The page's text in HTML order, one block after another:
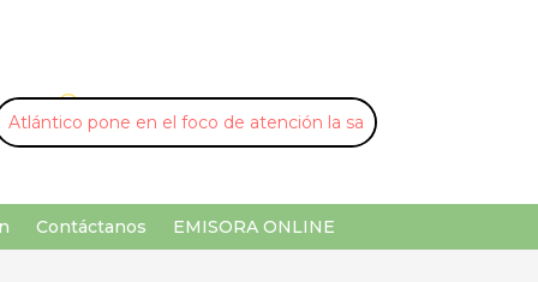
U ¡Buscar por palabra clave!
Contáctanos EMISORA ONLINE